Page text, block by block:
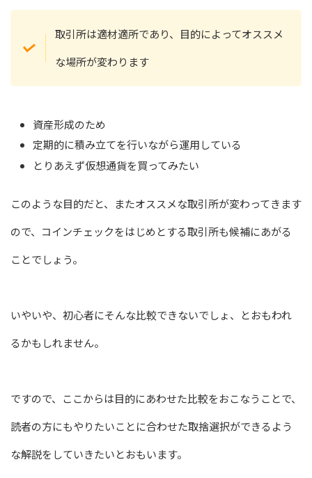
取引所は適材適所であり、目的によってオススメ
な場所が変わります
資産形成のため
定期的に積み立てを行いながら運用している
とりあえず仮想通貨を買ってみたい
このような目的だと、またオススメな取引所が変わってきます
ので、コインチェックをはじめとする取引所も候補にあがる
ことでしょう。
いやいや、初心者にそんな比較できないでしょ、とおもわれ
るかもしれません。
ですので、ここからは目的にあわせた比較をおこなうことで、
読者の方にもやりたいことに合わせた取捨選択ができるよう
な解説をしていきたいとおもいます。